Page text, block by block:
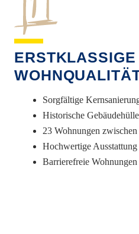
ERSTKLASSIGE
Sorgfältige
Historische Gebäudehülle
23 Wohnungen
Hochwertige Ausstattung
Barrierefreie